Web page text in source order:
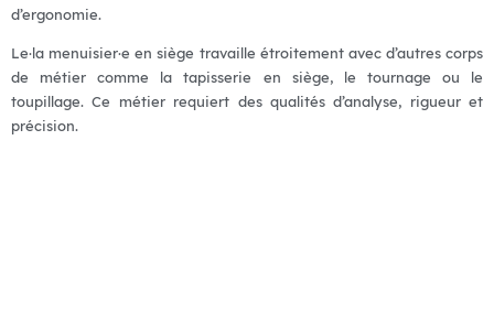
d’ergonomie.
Le·la menuisier·e en siège travaille étroitement avec d’autres corps
de métier comme la tapisserie en siège, le tournage ou le
toupillage. Ce métier requiert des qualités d’analyse, rigueur et
précision.